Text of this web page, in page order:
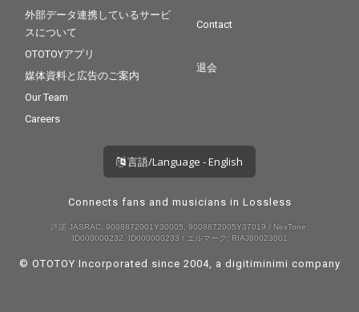
外部データ連携しているサービ
スについて
OTOTOYアプリ
媒体資料と広告のご案内
Our Team
Careers
Contact
退会
言語/Language - English
Connects fans and musicians in Lossless
許諾 JASRAC: 9008872001Y30005, 9008872005Y37019 / NexTone:
ID000000232, ID000000233 / エルマーク: RIAJ80023001
© OTOTOY Incorporated since 2004, a digitiminimi company